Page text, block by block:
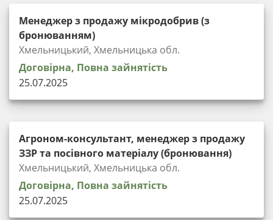
Менеджер з продажу мікродобрив (з
бронюванням)
Хмельницький, Хмельницька обл.
Договірна, Повна зайнятість
25.07.2025
Агроном-консультант, менеджер з продажу
ЗЗР та посівного матеріалу (бронювання)
Хмельницький, Хмельницька обл.
Договірна, Повна зайнятість
25.07.2025